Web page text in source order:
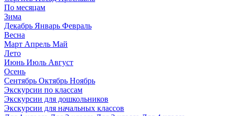
По месяцам
Зима
Декабрь Январь Февраль
Весна
Март Апрель Май
Лето
Июнь Июль Август
Осень
Сентябрь Октябрь Ноябрь
Экскурсии по классам
Экскурсии для дошкольников
Экскурсии для начальных классов